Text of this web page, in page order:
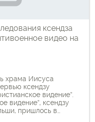
ксендза
видео на
храма Иисуса
ксендзу
видение”.
видение”, ксендзу
пришлось в